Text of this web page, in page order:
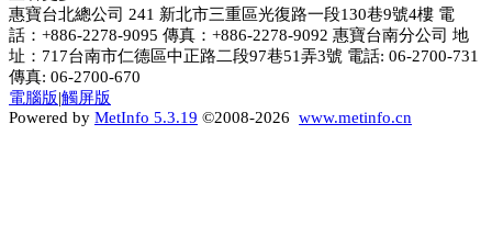
惠寶台北總公司 241 新北市三重區光復路一段130巷9號4樓 電
話：+886-2278-9095 傳真：+886-2278-9092 惠寶台南分公司 地
址：717台南市仁德區中正路二段97巷51弄3號 電話: 06-2700-731
傳真: 06-2700-670
電腦版|觸屏版
Powered by MetInfo 5.3.19 ©2008-2026 www.metinfo.cn